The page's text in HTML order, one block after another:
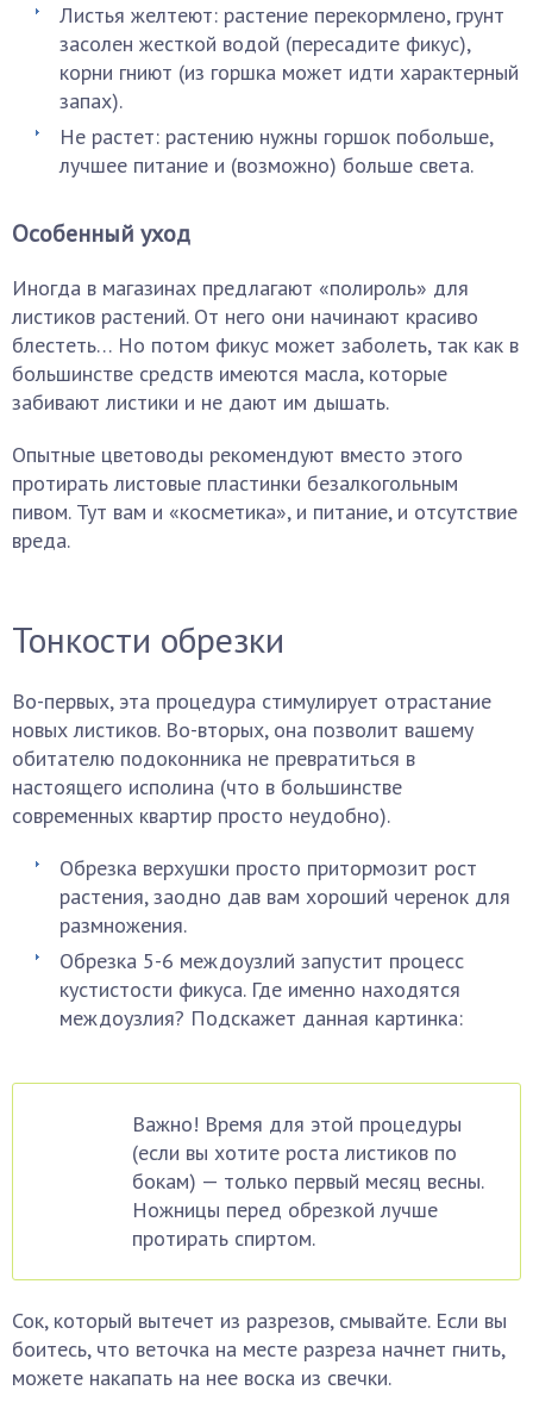
Листья желтеют: растение перекормлено, грунт
засолен жесткой водой (пересадите фикус),
корни гниют (из горшка может идти характерный
запах).
Не растет: растению нужны горшок побольше,
лучшее питание и (возможно) больше света.
Особенный уход
Иногда в магазинах предлагают «полироль» для
листиков растений. От него они начинают красиво
блестеть… Но потом фикус может заболеть, так как в
большинстве средств имеются масла, которые
забивают листики и не дают им дышать.
Опытные цветоводы рекомендуют вместо этого
протирать листовые пластинки безалкогольным
пивом. Тут вам и «косметика», и питание, и отсутствие
вреда.
Тонкости обрезки
Во-первых, эта процедура стимулирует отрастание
новых листиков. Во-вторых, она позволит вашему
обитателю подоконника не превратиться в
настоящего исполина (что в большинстве
современных квартир просто неудобно).
Обрезка верхушки просто притормозит рост
растения, заодно дав вам хороший черенок для
размножения.
Обрезка 5-6 междоузлий запустит процесс
кустистости фикуса. Где именно находятся
междоузлия? Подскажет данная картинка:
Важно! Время для этой процедуры
(если вы хотите роста листиков по
бокам) — только первый месяц весны.
Ножницы перед обрезкой лучше
протирать спиртом.
Сок, который вытечет из разрезов, смывайте. Если вы
боитесь, что веточка на месте разреза начнет гнить,
можете накапать на нее воска из свечки.